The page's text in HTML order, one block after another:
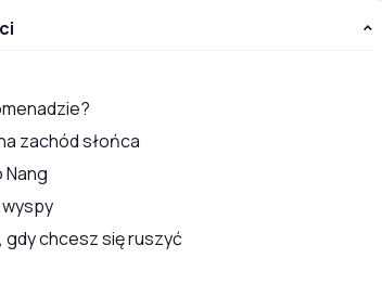
zachód słońca
Nang
wyspy
gdy chcesz się ruszyć